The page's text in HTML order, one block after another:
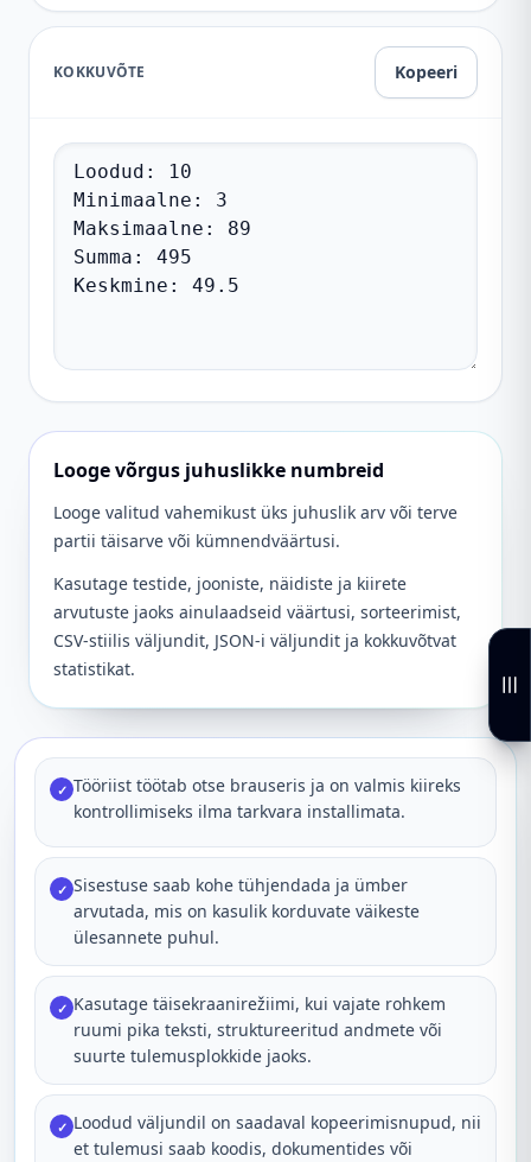
KOKKUVÕTE Kopeeri
Looge võrgus juhuslikke numbreid
Looge valitud vahemikust üks juhuslik arv või terve
partii täisarve või kümnendväärtusi.
Kasutage testide, jooniste, näidiste ja kiirete
arvutuste jaoks ainulaadseid väärtusi, sorteerimist,
CSV-stiilis väljundit, JSON-i väljundit ja kokkuvõtvat
statistikat.
✓ Tööriist töötab otse brauseris ja on valmis kiireks
kontrollimiseks ilma tarkvara installimata.
✓ Sisestuse saab kohe tühjendada ja ümber
arvutada, mis on kasulik korduvate väikeste
ülesannete puhul.
✓ Kasutage täisekraanirežiimi, kui vajate rohkem
ruumi pika teksti, struktureeritud andmete või
suurte tulemusplokkide jaoks.
✓ Loodud väljundil on saadaval kopeerimisnupud, nii
et tulemusi saab koodis, dokumentides või